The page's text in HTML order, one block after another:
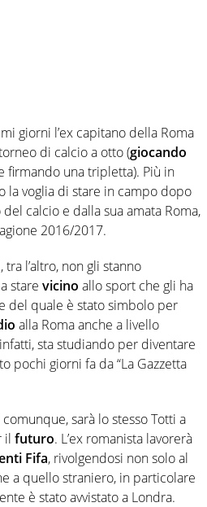
giorni l’ex capitano della Roma
di calcio a otto (giocando
firmando una tripletta). Più in
la voglia di stare in campo dopo
calcio e dalla sua amata Roma,
2016/2017.
l’altro, non gli stanno
stare vicino allo sport che gli ha
del quale è stato simbolo per
alla Roma anche a livello
infatti, sta studiando per diventare
pochi giorni fa da “La Gazzetta
sarà lo stesso Totti a
il futuro. L’ex romanista lavorerà
Fifa, rivolgendosi non solo al
a quello straniero, in particolare
è stato avvistato a Londra.